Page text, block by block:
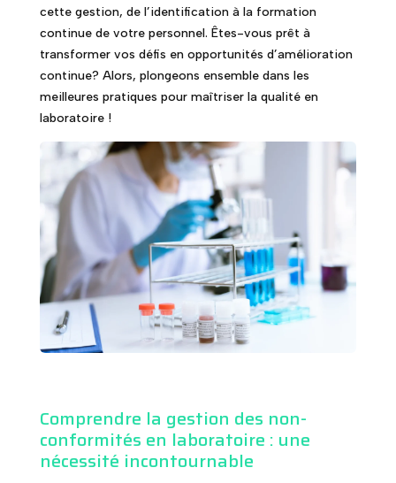
cette gestion, de l’identification à la formation
continue de votre personnel. Êtes-vous prêt à
transformer vos défis en opportunités d’amélioration
continue? Alors, plongeons ensemble dans les
meilleures pratiques pour maîtriser la qualité en
laboratoire !
Comprendre la gestion des non-
conformités en laboratoire : une
nécessité incontournable